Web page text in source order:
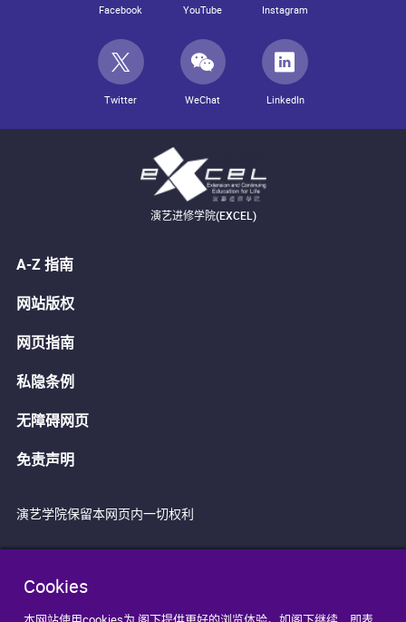
Cookies
Facebook YouTube Instagram
Twitter WeChat LinkedIn
演艺进修学院(EXCEL)
A-Z 指南
网站版权
网页指南
私隐条例
无障碍网页
免责声明
演艺学院保留本网页内一切权利